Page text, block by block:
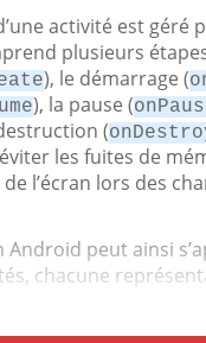
activité est géré
plusieurs
), le démarrage (
), la pause (
(
les fuites de
l’écran lors des
Android peut ainsi
chacune